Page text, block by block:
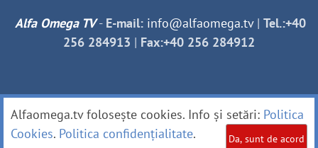
Alfa Omega TV- E-mail: info@alfaomega.tv| Tel.:+40
256 284913 | Fax:+40 256 284912
Alfaomega.tv folosește cookies. Info și setări: Politica
Cookies. Politica confidențialitate. Da, sunt de acord